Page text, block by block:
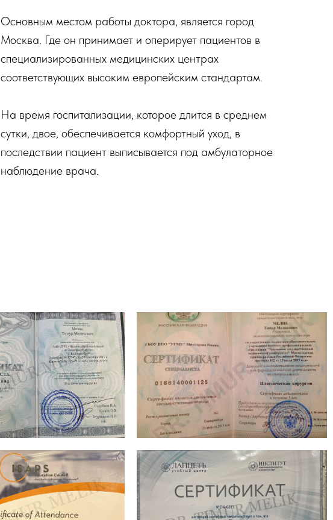
Основным местом работы доктора, является город
Москва. Где он принимает и оперирует пациентов в
специализированных медицинских центрах
соответствующих высоким европейским стандартам.
На время госпитализации, которое длится в среднем
сутки, двое, обеспечивается комфортный уход, в
последствии пациент выписывается под амбулаторное
наблюдение врача.